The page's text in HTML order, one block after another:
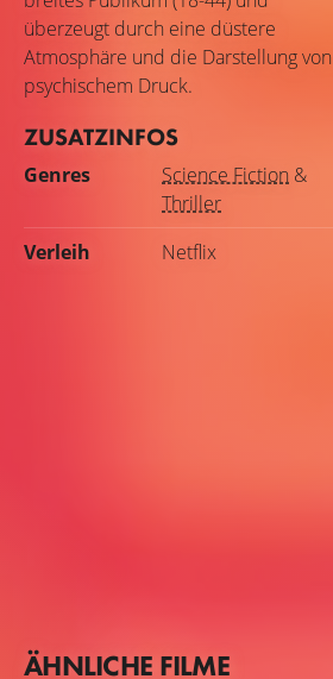
überzeugt durch eine düstere
Atmosphäre und die Darstellung von
psychischem Druck.
ZUSATZINFOS
Genres Science Fiction &
Thriller
Verleih
Netflix
ÄHNLICHE FILME